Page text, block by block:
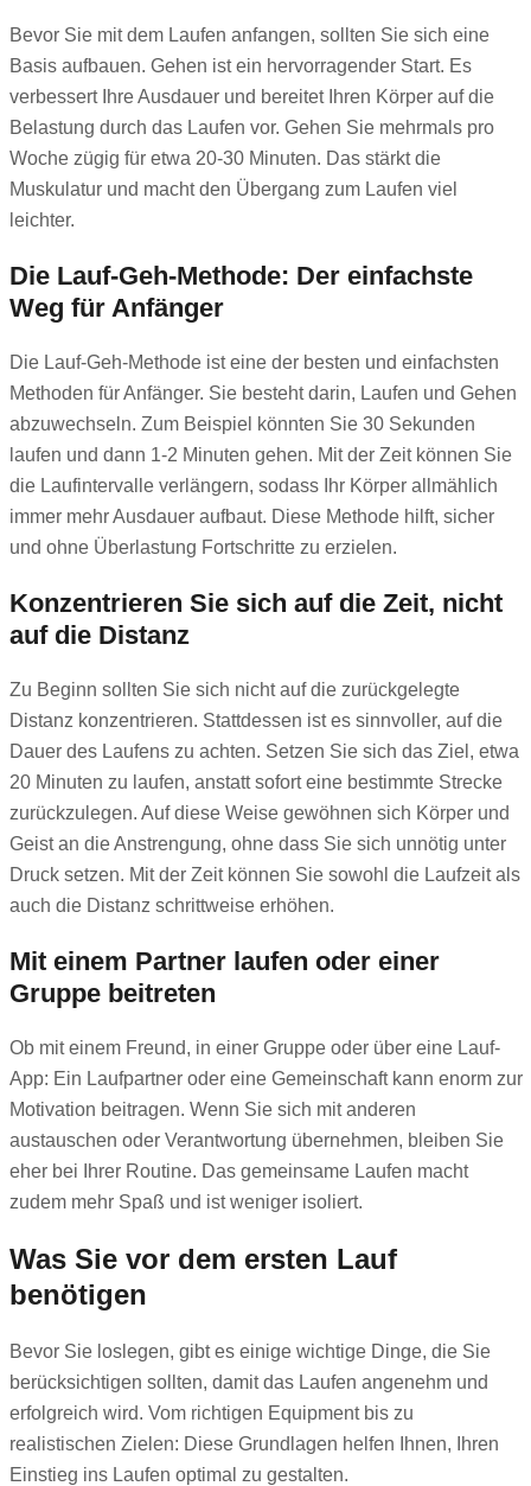
Bevor Sie mit dem Laufen anfangen, sollten Sie sich eine
Basis aufbauen. Gehen ist ein hervorragender Start. Es
verbessert Ihre Ausdauer und bereitet Ihren Körper auf die
Belastung durch das Laufen vor. Gehen Sie mehrmals pro
Woche zügig für etwa 20-30 Minuten. Das stärkt die
Muskulatur und macht den Übergang zum Laufen viel
leichter.
Die Lauf-Geh-Methode: Der einfachste
Weg für Anfänger
Die Lauf-Geh-Methode ist eine der besten und einfachsten
Methoden für Anfänger. Sie besteht darin, Laufen und Gehen
abzuwechseln. Zum Beispiel könnten Sie 30 Sekunden
laufen und dann 1-2 Minuten gehen. Mit der Zeit können Sie
die Laufintervalle verlängern, sodass Ihr Körper allmählich
immer mehr Ausdauer aufbaut. Diese Methode hilft, sicher
und ohne Überlastung Fortschritte zu erzielen.
Konzentrieren Sie sich auf die Zeit, nicht
auf die Distanz
Zu Beginn sollten Sie sich nicht auf die zurückgelegte
Distanz konzentrieren. Stattdessen ist es sinnvoller, auf die
Dauer des Laufens zu achten. Setzen Sie sich das Ziel, etwa
20 Minuten zu laufen, anstatt sofort eine bestimmte Strecke
zurückzulegen. Auf diese Weise gewöhnen sich Körper und
Geist an die Anstrengung, ohne dass Sie sich unnötig unter
Druck setzen. Mit der Zeit können Sie sowohl die Laufzeit als
auch die Distanz schrittweise erhöhen.
Mit einem Partner laufen oder einer
Gruppe beitreten
Ob mit einem Freund, in einer Gruppe oder über eine Lauf-
App: Ein Laufpartner oder eine Gemeinschaft kann enorm zur
Motivation beitragen. Wenn Sie sich mit anderen
austauschen oder Verantwortung übernehmen, bleiben Sie
eher bei Ihrer Routine. Das gemeinsame Laufen macht
zudem mehr Spaß und ist weniger isoliert.
Was Sie vor dem ersten Lauf
benötigen
Bevor Sie loslegen, gibt es einige wichtige Dinge, die Sie
berücksichtigen sollten, damit das Laufen angenehm und
erfolgreich wird. Vom richtigen Equipment bis zu
realistischen Zielen: Diese Grundlagen helfen Ihnen, Ihren
Einstieg ins Laufen optimal zu gestalten.